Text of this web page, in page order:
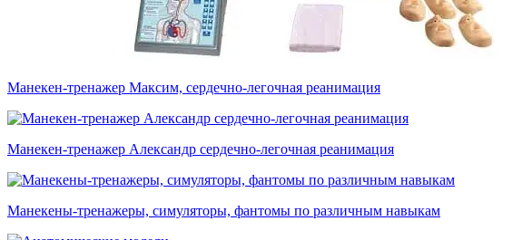
Манекен-тренажер Максим, сердечно-легочная реанимация
Манекен-тренажер Александр сердечно-легочная реанимация
Манекены-тренажеры, симуляторы, фантомы по различным навыкам